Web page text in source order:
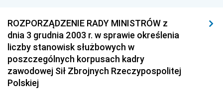
ROZPORZĄDZENIE RADY MINISTRÓW z
dnia 3 grudnia 2003 r. w sprawie określenia
liczby stanowisk służbowych w
poszczególnych korpusach kadry
zawodowej Sił Zbrojnych Rzeczypospolitej
Polskiej